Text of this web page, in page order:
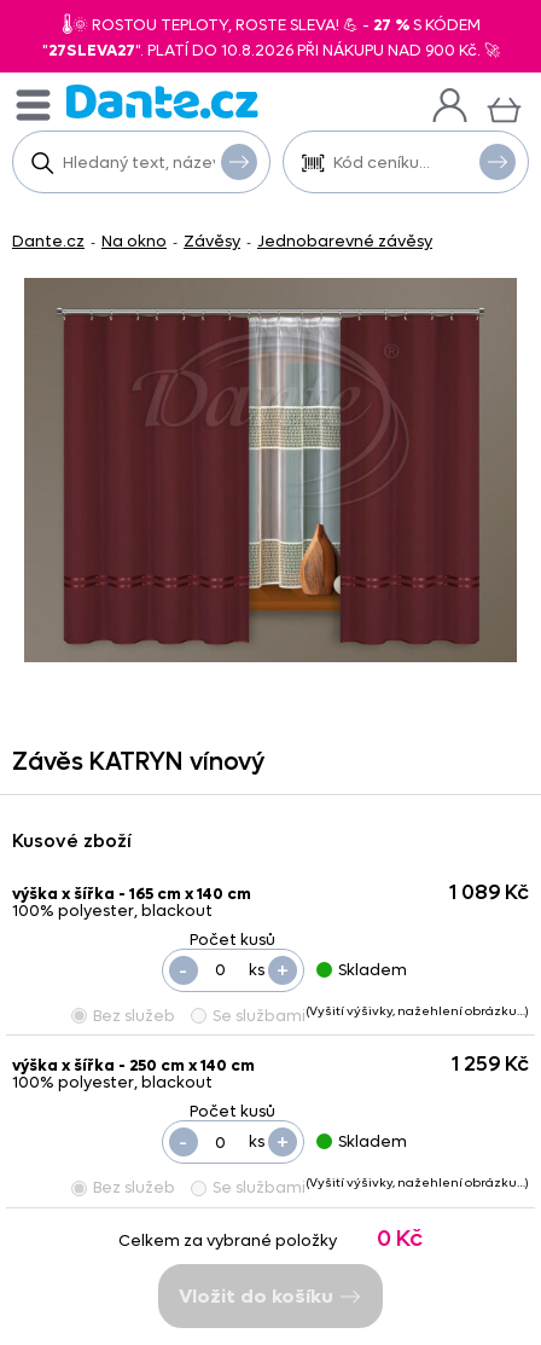
🌡️🌞 ROSTOU TEPLOTY, ROSTE SLEVA! 💪 - 27 %S KÓDEM
"27SLEVA27". PLATÍ DO 10.8.2026 PŘI NÁKUPU NAD 900 Kč. 🚀
Dante.cz - Na okno - Závěsy - Jednobarevné závěsy
Závěs KATRYN vínový
Kusové zboží
výška x šířka - 165 cm x 140 cm
100% polyester, blackout
ks +
-
1 089 Kč
Skladem
Bez služeb Se službami(Vyšití výšivky, nažehlení obrázku…)
výška x šířka - 250 cm x 140 cm
100% polyester, blackout
ks +
-
1 259 Kč
Skladem
Bez služeb Se službami(Vyšití výšivky, nažehlení obrázku…)
Celkem za vybrané položky 0 Kč
Vložit do košíku